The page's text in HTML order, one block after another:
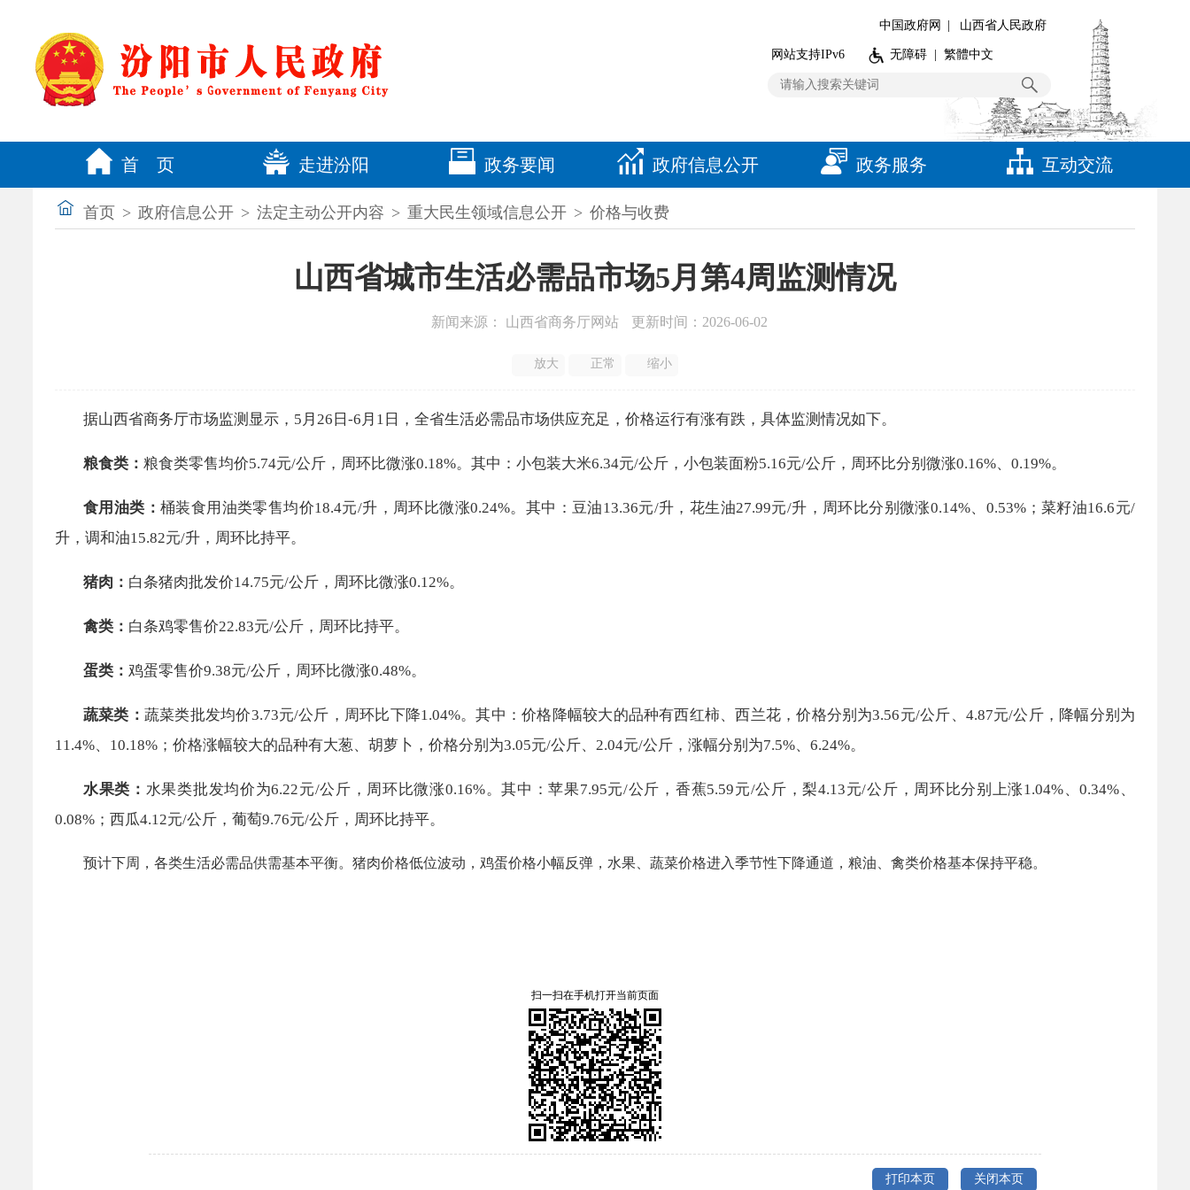
中国政府网 山西省人民政府
网站支持IPv6 无障碍 繁體中文
首 页 走进汾阳 政务要闻 政府信息公开 政务服务 互动交流
首页 > 政府信息公开 > 法定主动公开内容 > 重大民生领域信息公开 > 价格与收费
山西省城市生活必需品市场5月第4周监测情况
新闻来源： 山西省商务厅网站 更新时间：2026-06-02
放大 正常 缩小
据山西省商务厅市场监测显示， 5 月 26日 -6月1 日，全省生活必需品市场供应充足 ，价格运行有涨有跌 ，具体监测情况如下。
粮食类： 粮食类零售均价5.74元/公斤，周环比微涨0.18%。其中：小包装大米6.34元/公斤，小包装面粉5.16元/公斤，周环比分别微涨0.16%、0.19%。
食用油类： 桶装食用油类零售均价18.4元/升，周环比微涨0.24%。其中：豆油13.36元/升，花生油27.99元/升， 周环比分别微涨0.14%、 0.53%； 菜籽油16.6元/
升 ， 调和油15.82元/升， 周环比持平。
猪肉： 白条猪肉批发价14.75元/公斤，周环比微涨0.12%。
禽类： 白条鸡零售价22.83元/公斤，周环比持平。
蛋类： 鸡蛋零售价9.38元/公斤，周环比微涨0.48%。
蔬菜类： 蔬菜类批发均价3.73元/公斤， 周环比下降1.04%。其中：价格降幅较大的品种有西红柿、西兰花 ，价格分别为3.56元/公斤、 4.87元/公斤，降幅分别为
11.4%、 10.18%；价格涨幅较大的品种有大葱、 胡萝卜 ，价格分别为3.05元/公斤、 2.04元/公斤，涨幅分别为7.5%、 6.24%。
水果类： 水果类批发均价为6.22元/公斤，周环比微涨0.16%。其中：苹果7.95元/公斤，香蕉5.59元/公斤 ，梨4.13元/公斤，周环比分别 上涨1.04%、0.34%、
0.08%； 西瓜4.12元/公斤，葡萄9.76元/公斤， 周环比持平。
预计下周，各类生活必需品供需基本平衡。猪肉价格低位波动，鸡蛋价格小幅反弹，水果、蔬菜价格进入季节性下降通道，粮油、禽类价格基本保持平稳。
扫一扫在手机打开当前页面
打印本页 关闭本页